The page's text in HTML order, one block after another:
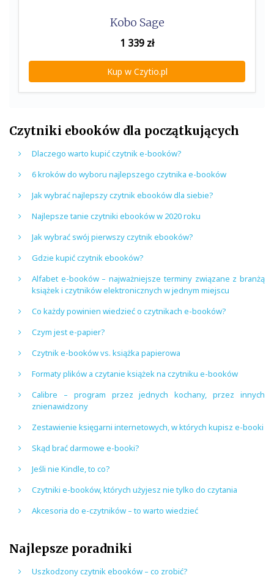
Kobo Sage
1 339 zł
Kup w Czytio.pl
Czytniki ebooków dla początkujących
Dlaczego warto kupić czytnik e-booków?
6 kroków do wyboru najlepszego czytnika e-booków
Jak wybrać najlepszy czytnik ebooków dla siebie?
Najlepsze tanie czytniki ebooków w 2020 roku
Jak wybrać swój pierwszy czytnik ebooków?
Gdzie kupić czytnik ebooków?
Alfabet e-booków – najważniejsze terminy związane z branżą
książek i czytników elektronicznych w jednym miejscu
Co każdy powinien wiedzieć o czytnikach e-booków?
Czym jest e-papier?
Czytnik e-booków vs. książka papierowa
Formaty plików a czytanie książek na czytniku e-booków
Calibre – program przez jednych kochany, przez innych
znienawidzony
Zestawienie księgarni internetowych, w których kupisz e-booki
Skąd brać darmowe e-booki?
Jeśli nie Kindle, to co?
Czytniki e-booków, których użyjesz nie tylko do czytania
Akcesoria do e-czytników – to warto wiedzieć
Najlepsze poradniki
Uszkodzony czytnik ebooków – co zrobić?